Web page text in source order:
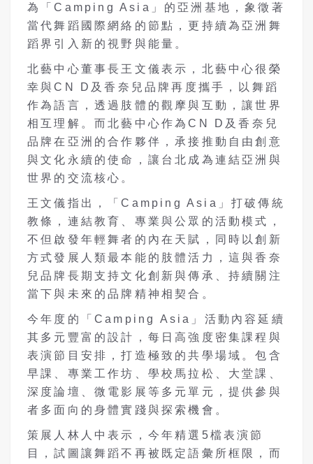
為「Camping Asia」的亞洲基地，象徵著
當代舞蹈國際網絡的節點，更持續為亞洲舞
蹈界引入新的視野與能量。
北藝中心董事長王文儀表示，北藝中心很榮
幸與CN D及香奈兒品牌再度攜手，以舞蹈
作為語言，透過肢體的觀摩與互動，讓世界
相互理解。而北藝中心作為CN D及香奈兒
品牌在亞洲的合作夥伴，承接推動自由創意
與文化永續的使命，讓台北成為連結亞洲與
世界的交流核心。
王文儀指出，「Camping Asia」打破傳統
教條，連結教育、專業與公眾的活動模式，
不但啟發年輕舞者的內在天賦，同時以創新
方式發展人類最本能的肢體活力，這與香奈
兒品牌長期支持文化創新與傳承、持續關注
當下與未來的品牌精神相契合。
今年度的「Camping Asia」活動內容延續
其多元豐富的設計，每日高強度密集課程與
表演節目安排，打造極致的共學場域。包含
早課、專業工作坊、學校馬拉松、大堂課、
深度論壇、微電影展等多元單元，提供參與
者多面向的身體實踐與探索機會。
策展人林人中表示，今年精選5檔表演節
目，試圖讓舞蹈不再被既定語彙所框限，而